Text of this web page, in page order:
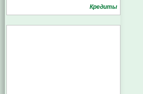
Кредиты